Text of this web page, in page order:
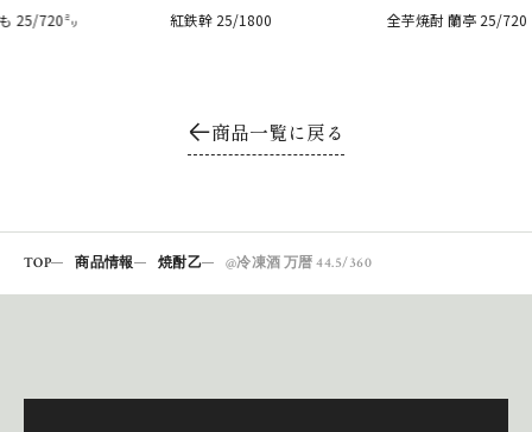
25/720㍉ 紅鉄幹 25/1800 全芋焼酎 蘭亭 25/720
商品一覧に戻る
TOP 商品情報 焼酎乙 @冷凍酒 万暦 44.5/360